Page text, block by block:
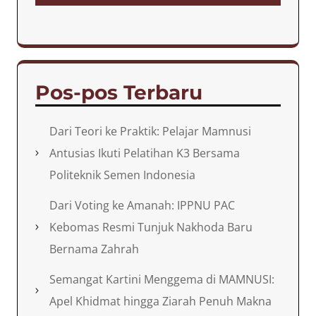
Pos-pos Terbaru
Dari Teori ke Praktik: Pelajar Mamnusi
Antusias Ikuti Pelatihan K3 Bersama
Politeknik Semen Indonesia
Dari Voting ke Amanah: IPPNU PAC
Kebomas Resmi Tunjuk Nakhoda Baru
Bernama Zahrah
Semangat Kartini Menggema di MAMNUSI:
Apel Khidmat hingga Ziarah Penuh Makna